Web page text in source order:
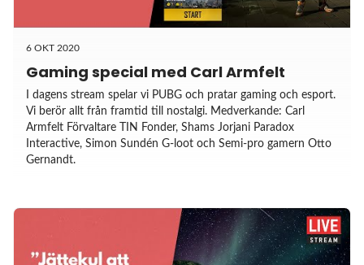
6 OKT 2020
Gaming special med Carl Armfelt
I dagens stream spelar vi PUBG och pratar gaming och esport.
Vi berör allt från framtid till nostalgi. Medverkande: Carl
Armfelt Förvaltare TIN Fonder, Shams Jorjani Paradox
Interactive, Simon Sundén G-loot och Semi-pro gamern Otto
Gernandt.